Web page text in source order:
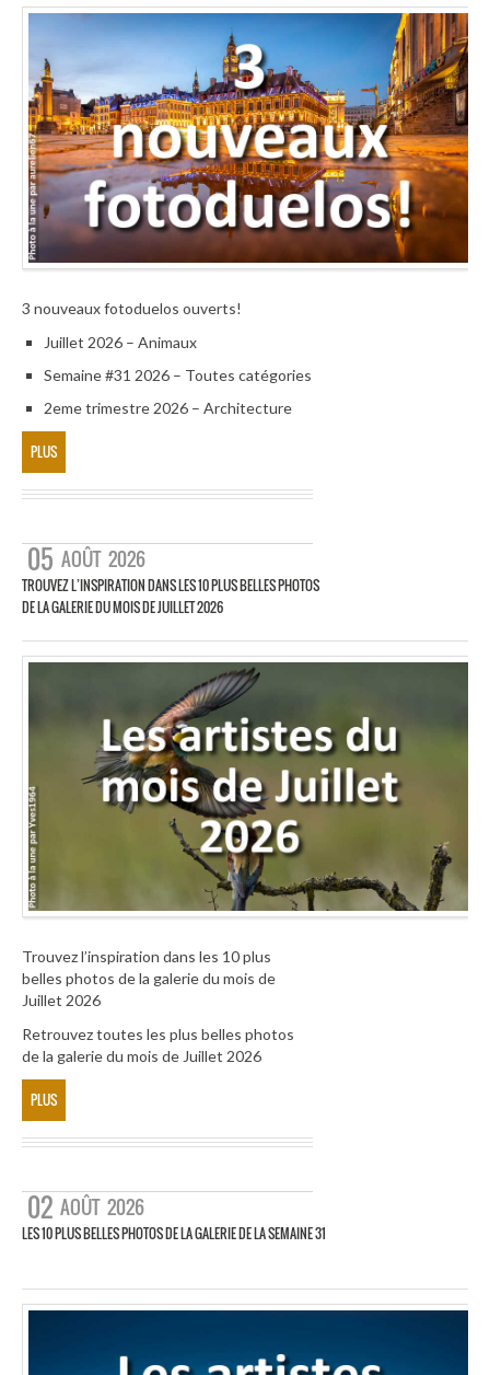
3 nouveaux fotoduelos ouverts!
Juillet 2026 – Animaux
Semaine #31 2026 – Toutes catégories
2eme trimestre 2026 – Architecture
PLUS
05 AOÛT 2026
TROUVEZ L’INSPIRATION DANS LES 10 PLUS BELLES PHOTOS
DE LA GALERIE DU MOIS DE JUILLET 2026
Trouvez l’inspiration dans les 10 plus
belles photos de la galerie du mois de
Juillet 2026
Retrouvez toutes les plus belles photos
de la galerie du mois de Juillet 2026
PLUS
02 AOÛT 2026
LES 10 PLUS BELLES PHOTOS DE LA GALERIE DE LA SEMAINE 31